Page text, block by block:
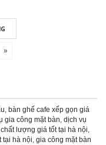
»
, bàn ghế cafe xếp gọn giá
gia công mặt bàn, dịch vụ
lượng giá tốt tại hà nội,
tại hà nội, gia công mặt bàn